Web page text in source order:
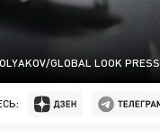
GLOBAL LOOK PRESS